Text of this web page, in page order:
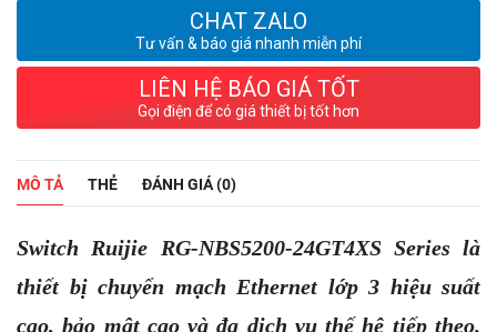
CHAT ZALO
Tư vấn & báo giá nhanh miễn phí
LIÊN HỆ BÁO GIÁ TỐT
Gọi điện để có giá thiết bị tốt hơn
MÔ TẢ THẺ ĐÁNH GIÁ (0)
Switch Ruijie RG-NBS5200-24GT4XS Series là
thiết bị chuyển mạch Ethernet lớp 3 hiệu suất
cao, bảo mật cao và đa dịch vụ thế hệ tiếp theo.